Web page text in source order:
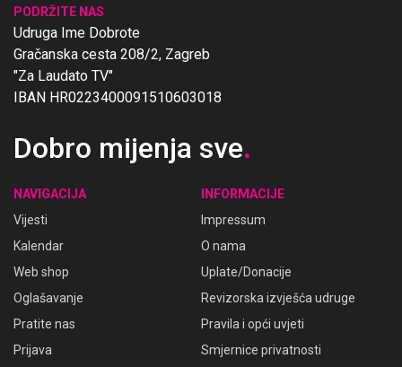
PODRŽITE NAS
Udruga Ime Dobrote
Gračanska cesta 208/2, Zagreb
"Za Laudato TV"
IBAN HR0223400091510603018
Dobro mijenja sve.
NAVIGACIJA
Vijesti
Kalendar
Web shop
Oglašavanje
Pratite nas
Prijava
INFORMACIJE
Impressum
O nama
Uplate/Donacije
Revizorska izvješća udruge
Pravila i opći uvjeti
Smjernice privatnosti